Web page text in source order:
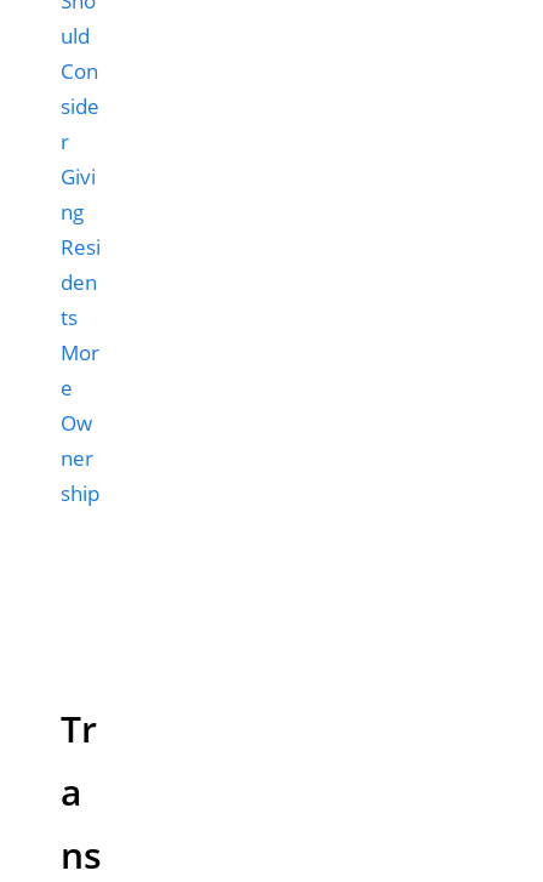
uld
Con
side
r
Givi
ng
Resi
den
ts
Mor
e
Ow
ner
ship
Tr
a
ns